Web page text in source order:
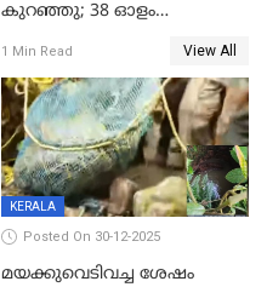
കുറഞ്ഞു; 38 ഓളം
സെന്ററിലെ അധ്യാപകന്‍
മർദിച്ചതായി പരാതി
1 Min Read View All
KERALA
Posted On 30-12-2025
മയക്കുവെടിവച്ച ശേഷം